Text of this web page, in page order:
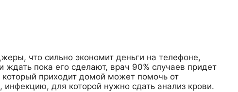
что сильно экономит деньги на телефоне,
пока его сделают, врач 90% случаев придет
приходит домой может помочь от
инфекцию, для которой нужно сдать анализ крови.